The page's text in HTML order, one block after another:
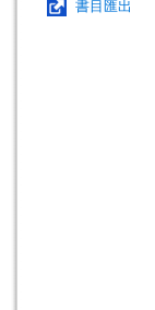
書目匯出